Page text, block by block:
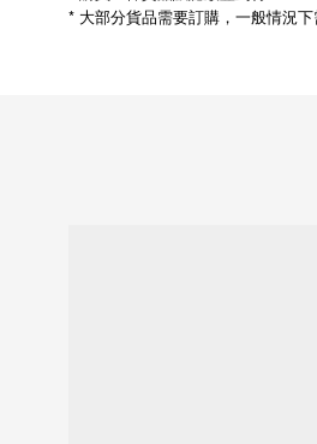
* 大部分貨品需要訂購，一般情況下